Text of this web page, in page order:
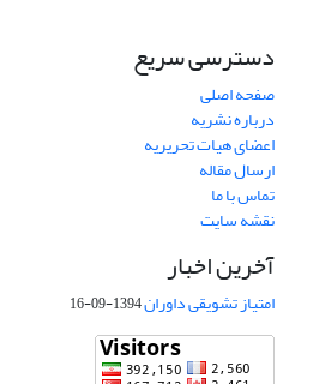
دسترسی سریع
صفحه اصلی
درباره نشریه
اعضای هیات تحریریه
ارسال مقاله
تماس با ما
نقشه سایت
آخرین اخبار
امتیاز تشویقی داوران1394-09-16